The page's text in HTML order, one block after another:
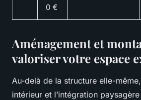
0 €
Aménagement et
valoriser votre espace
Au-delà de la structure elle-
intérieur et l’intégration